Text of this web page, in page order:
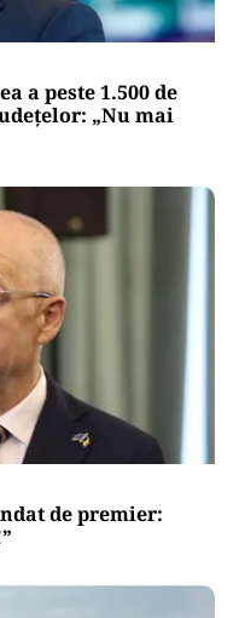
de operație:
viața”
a peste 1.500 de
„Nu mai